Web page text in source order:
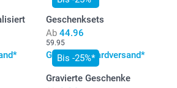
Geschenksets
Ab 44.96
59.95
Gratis Standardversand*
Bis -25%*
Gravierte Geschenke